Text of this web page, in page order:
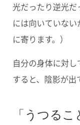
光だったり逆光
には向いていな
に寄ります。）
自分の身体に対
すると、陰影が出
「うつる